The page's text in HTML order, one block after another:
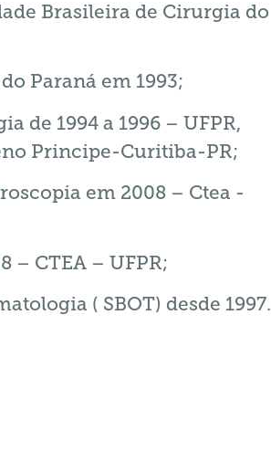
Brasileira de Cirurgia do
Paraná em 1993;
de 1994 a 1996 – UFPR,
Principe-Curitiba-PR;
em 2008 – Ctea -
– CTEA – UFPR;
( SBOT) desde 1997.